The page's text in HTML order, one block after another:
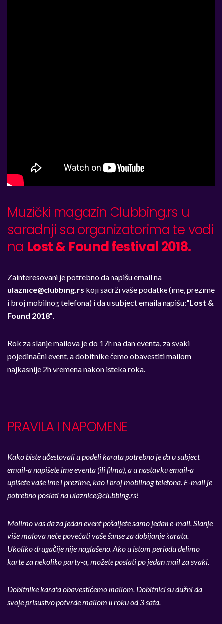
Muzički magazin Clubbing.rs u
saradnji sa organizatorima te vodi
na Lost & Found festival 2018.
Zainteresovani je potrebno da napišu email na
ulaznice@clubbing.rs koji sadrži vaše podatke (ime, prezime
i broj mobilnog telefona) i da u subject emaila napišu:“Lost &
Found 2018”
Rok za slanje mailova je do 17h na dan eventa, za svaki
pojedinačni event, a dobitnike ćemo obavestiti mailom
najkasnije 2h vremena nakon isteka roka.
PRAVILA I NAPOMENE
Kako biste učestovali u podeli karata potrebno je da u subject
email-a napišete ime eventa (ili filma), a u nastavku email-a
upišete vaše ime i prezime, kao i broj mobilnog telefona. E-mail je
potrebno poslati naulaznice@clubbing.rs!
Molimo vas da za jedan event pošaljete samo jedan e-mail. Slanje
više malova neće povećati vaše šanse za dobijanje karata.
Ukoliko drugačije nije naglašeno. Ako u istom periodu delimo
karte za nekoliko party-a, možete poslati po jedan mail za svaki.
Dobitnike karata obavestićemo mailom. Dobitnici su dužni da
svoje prisustvo potvrde mailom u roku od 3 sata.